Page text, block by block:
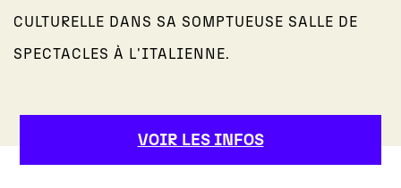
CULTURELLE DANS SA SOMPTUEUSE SALLE DE
SPECTACLES À L'ITALIENNE.
VOIR LES INFOS